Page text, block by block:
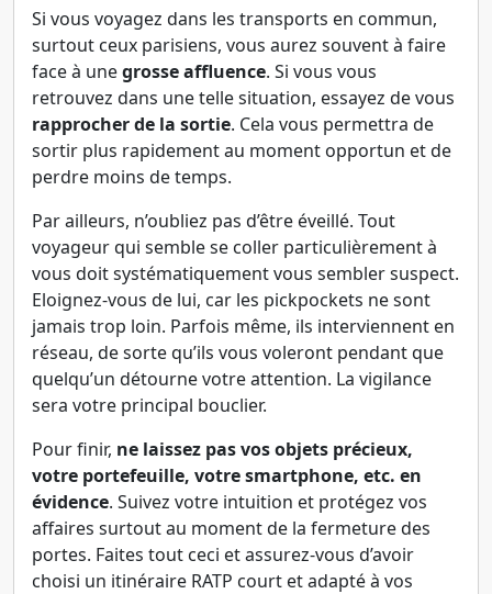
Si vous voyagez dans les transports en commun,
surtout ceux parisiens, vous aurez souvent à faire
face à unegrosse affluence. Si vous vous
retrouvez dans une telle situation, essayez de vous
rapprocher de la sortie. Cela vous permettra de
sortir plus rapidement au moment opportun et de
perdre moins de temps.
Par ailleurs, n’oubliez pas d’être éveillé. Tout
voyageur qui semble se coller particulièrement à
vous doit systématiquement vous sembler suspect.
Eloignez-vous de lui, car les pickpockets ne sont
jamais trop loin. Parfois même, ils interviennent en
réseau, de sorte qu’ils vous voleront pendant que
quelqu’un détourne votre attention. La vigilance
sera votre principal bouclier.
Pour finir, ne laissez pas vos objets précieux,
votre portefeuille, votre smartphone, etc. en
évidence. Suivez votre intuition et protégez vos
affaires surtout au moment de la fermeture des
portes. Faites tout ceci et assurez-vous d’avoir
choisi un itinéraire RATP court et adapté à vos